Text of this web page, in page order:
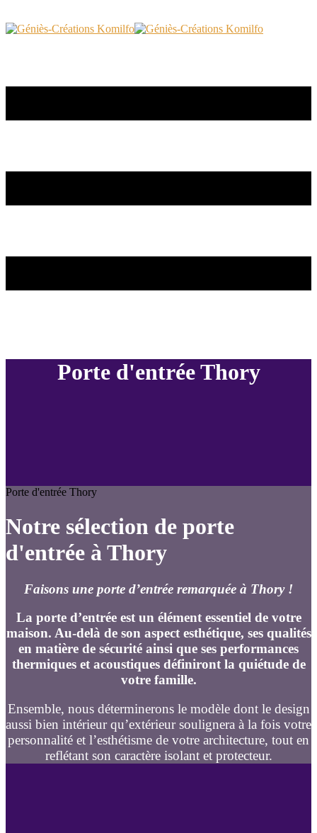
Porte d'entrée Thory
Porte d'entrée Thory
Notre sélection de porte
d'entrée à Thory
Faisons une porte d’entrée remarquée à Thory !
La porte d’entrée est un élément essentiel de votre
maison. Au-delà de son aspect esthétique, ses qualités
en matière de sécurité ainsi que ses performances
thermiques et acoustiques définiront la quiétude de
votre famille.
Ensemble, nous déterminerons le modèle dont le design
aussi bien intérieur qu’extérieur soulignera à la fois votre
personnalité et l’esthétisme de votre architecture, tout en
reflétant son caractère isolant et protecteur.